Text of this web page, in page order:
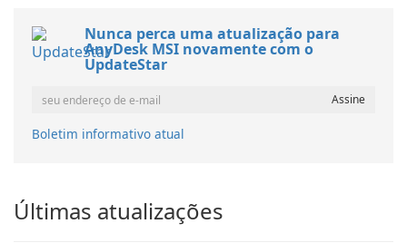
Nunca perca uma atualização para
AnyDesk MSI novamente com o
UpdateStar
Boletim informativo atual
Últimas atualizações